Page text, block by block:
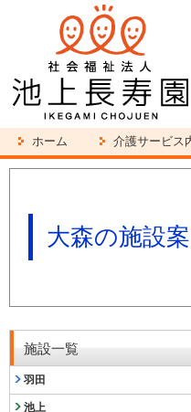
ホーム 介護サービス
大森の施設
施設一覧
羽田
池上